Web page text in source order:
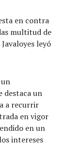
en contra
multitud de
leyó
destaca un
a recurrir
en vigor
en un
intereses